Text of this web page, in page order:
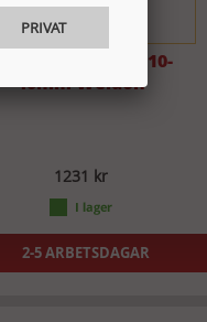
Försänkare 90° ø 10-
40mm Weldon
1231 kr
2-5 ARBETSDAGAR
PRIVAT